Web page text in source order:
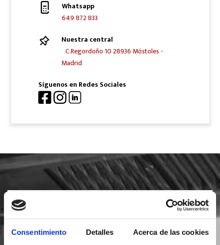
Consentimiento Detalles Acerca de las cookies
Whatsapp
649 872 833
Nuestra central
C.Regordoño 10 28936 Móstoles -
Madrid
Síguenos en Redes Sociales
SOLICITA INFORMACIÓN